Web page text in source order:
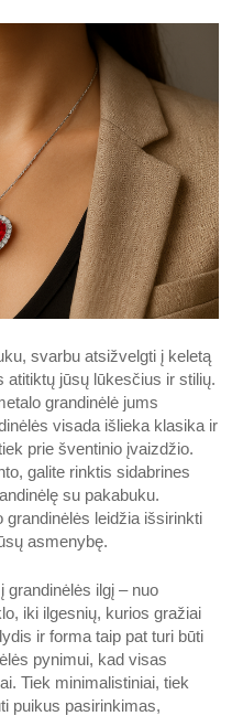
svarbu atsižvelgti į keletą
atitiktų jūsų lūkesčius ir stilių.
grandinėlė jums
visada išlieka klasika ir
prie šventinio įvaizdžio.
galite rinktis sidabrines
su pakabuku.
grandinėlės leidžia išsirinkti
asmenybę.
grandinėlės ilgį – nuo
iki ilgesnių, kurios gražiai
ir forma taip pat turi būti
pynimui, kad visas
Tiek minimalistiniai, tiek
puikus pasirinkimas,